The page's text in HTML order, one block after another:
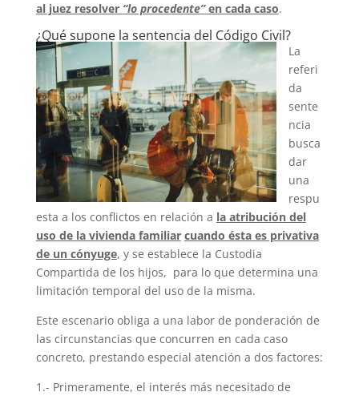
al juez resolver “lo procedente”en cada caso.
¿Qué supone la sentencia del Código Civil?
La
referi
da
sente
ncia
busca
dar
una
respu
esta a los conflictos en relación a la atribución del
uso de la vivienda familiar cuando ésta es privativa
de un cónyuge, y se establece la Custodia
Compartida de los hijos, para lo que determina una
limitación temporal del uso de la misma.
Este escenario obliga a una labor de ponderación de
las circunstancias que concurren en cada caso
concreto, prestando especial atención a dos factores:
1.- Primeramente, el interés más necesitado de